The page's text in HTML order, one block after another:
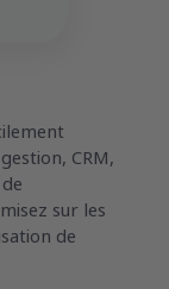
CRM,
sur les
de